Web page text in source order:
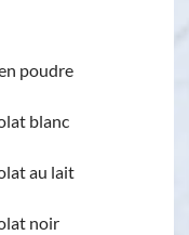
poudre
blanc
au lait
noir